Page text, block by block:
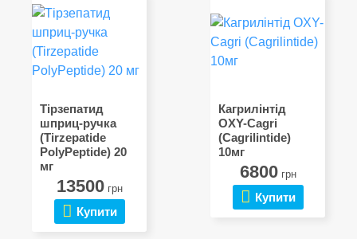
Тірзепатид
шприц-ручка
(Tirzepatide
PolyPeptide) 20
мг
13500грн
Купити
Кагрилінтід
OXY-Cagri
(Cagrilintide)
10мг
6800грн
Купити